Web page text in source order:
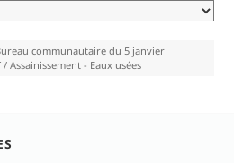
communautaire du 5 janvier
/ Assainissement - Eaux usées